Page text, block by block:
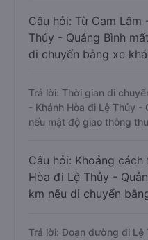
Câu hỏi: Từ Cam Lâm
Thủy - Quảng Bình
di chuyển bằng xe
Trả lời: Thời gian di
- Khánh Hòa đi Lệ Thủy -
nếu mật độ giao thông
Câu hỏi: Khoảng
Hòa đi Lệ Thủy -
km nếu di chuyển
Trả lời: Đoạn đường đi Lệ